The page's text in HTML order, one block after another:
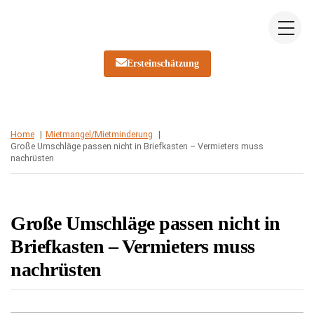
Ersteinschätzung
Home
Mietmangel/Mietminderung
Große Umschläge passen nicht in Briefkasten – Vermieters muss
nachrüsten
Große Umschläge passen nicht in
Briefkasten – Vermieters muss
nachrüsten